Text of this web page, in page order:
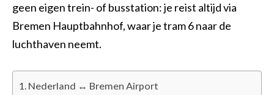
geen eigen trein- of busstation: je reist altijd via
Bremen Hauptbahnhof, waar je tram 6 naar de
luchthaven neemt.
Nederland ↔ Bremen Airport